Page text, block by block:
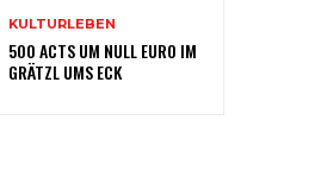
KULTURLEBEN
500 ACTS UM NULL EURO IM
GRÄTZL UMS ECK